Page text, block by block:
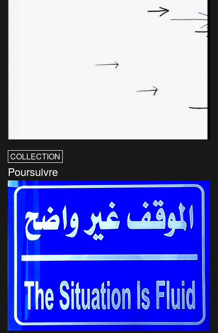
COLLECTION
Poursuivre